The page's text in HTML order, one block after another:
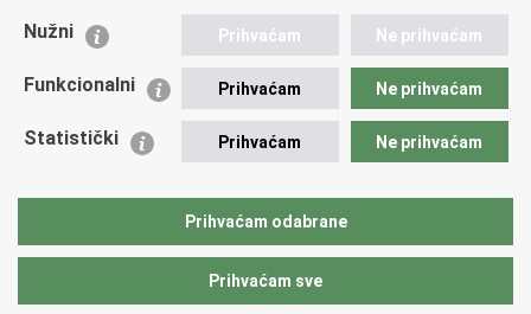
Udruge
Policijska akademija
Zaklada policijske solidarnosti
Vučetić"
Nužni Prihvaćam Ne prihvaćam
Funkcionalni Prihvaćam Ne prihvaćam
Statistički Prihvaćam Ne prihvaćam
Prihvaćam odabrane
Prihvaćam sve